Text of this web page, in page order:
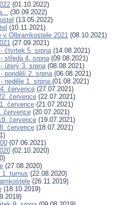
(01.10.2022)
(30.09.2022)
(13.05.2022)
(10.11.2021)
Olbramkostele 2021 (08.10.2021)
(27.09.2021)
čtvrtek 5. srpna(14.08.2021)
středa 4. srpna(09.08.2021)
úterý 3. srpna(08.08.2021)
pondělí 2. srpna(06.08.2021)
neděle 1. srpna (01.08.2021)
července (27.07.2021)
července (22.07.2021)
července (21.07.2021)
července (20.07.2021)
července (19.07.2021)
července (18.07.2021)
(07.06.2021)
(02.10.2020)
(27.08.2020)
1. turnus (22.08.2020)
(26.11.2019)
(18.10.2019)